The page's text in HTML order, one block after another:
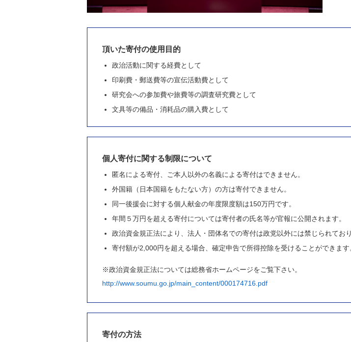
頂いた寄付の使用目的
政治活動に関する経費として
印刷費・郵送費等の宣伝活動費として
研究会への参加費や旅費等の調査研究費として
文具等の備品・消耗品の購入費として
個人寄付に関する制限について
匿名による寄付、ご本人以外の名義による寄付はできません。
外国籍（日本国籍をもたない方）の方は寄付できません。
同一後援会に対する個人献金の年度限度額は150万円です。
年間５万円を超える寄付については寄付者の氏名等が官報に公開されます。
政治資金規正法により、法人・団体名での寄付は政党以外には禁じられており
寄付額が2,000円を超える場合、確定申告で所得控除を受けることができます
※政治資金規正法については総務省ホームページをご覧下さい。
http://www.soumu.go.jp/main_content/000174716.pdf
寄付の方法